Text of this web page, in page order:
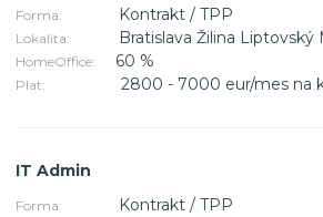
Forma: Kontrakt / TPP
Lokalita: Bratislava Žilina Liptovský
HomeOffice: 60 %
Plat: 2800 - 7000 eur/mes na
IT Admin
Forma: Kontrakt / TPP